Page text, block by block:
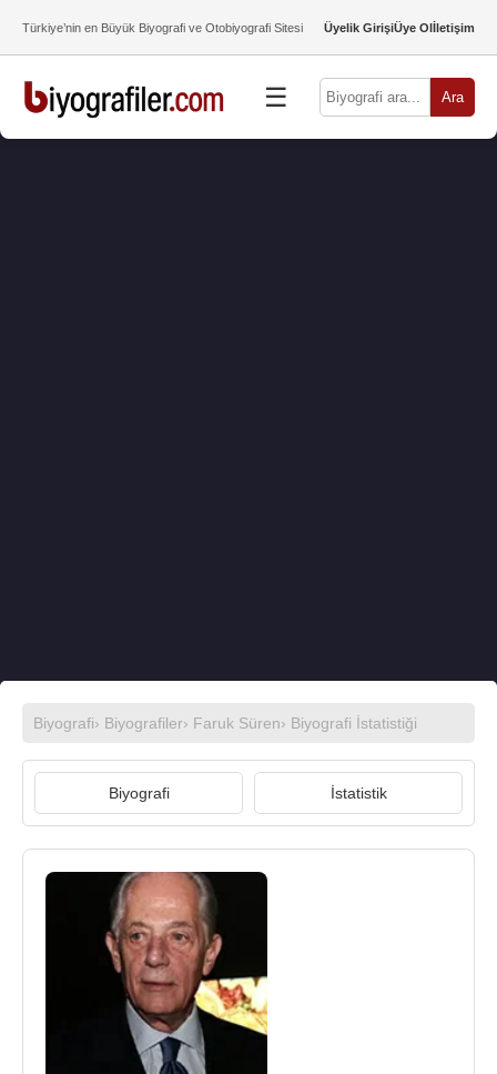
Türkiye’nin en Büyük Biyografi ve Otobiyografi Sitesi Üyelik GirişiÜye Olİletişim
☰ Ara
Biyografi› Biyografiler› Faruk Süren› Biyografi İstatistiği
Biyografi İstatistik